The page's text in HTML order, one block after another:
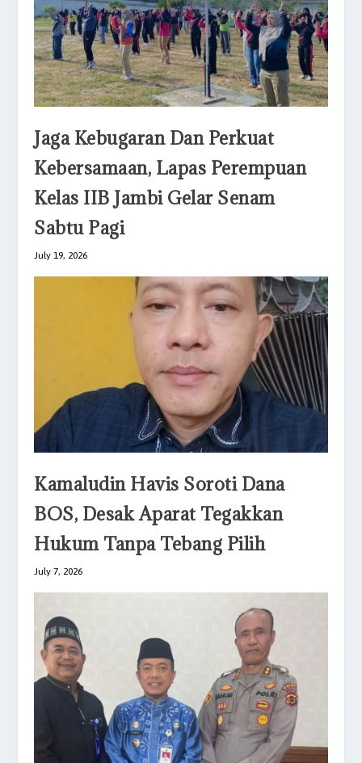
Jaga Kebugaran Dan Perkuat
Kebersamaan, Lapas Perempuan
Kelas IIB Jambi Gelar Senam
Sabtu Pagi
July 19, 2026
Kamaludin Havis Soroti Dana
BOS, Desak Aparat Tegakkan
Hukum Tanpa Tebang Pilih
July 7, 2026